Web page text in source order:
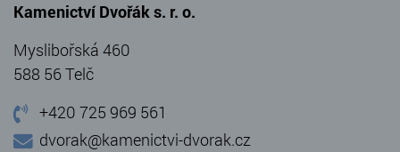
Kamenictví Dvořák s. r. o.
Myslibořská 460
588 56 Telč
+420 725 969 561
dvorak@kamenictvi-dvorak.cz